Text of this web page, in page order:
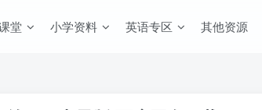
堂 小学资料 英语专区 其他资源